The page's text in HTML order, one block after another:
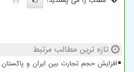
تازه ترین مطالب مرتبط
افزایش حجم تجارت بین ایران و پاکستان به رقم 10